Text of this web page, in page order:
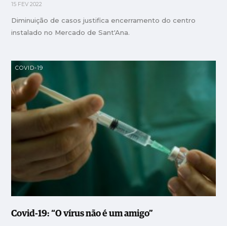
15 FEV 2022
Diminuição de casos justifica encerramento do centro
instalado no Mercado de Sant'Ana.
COVID-19
Covid-19: “O vírus não é um amigo”